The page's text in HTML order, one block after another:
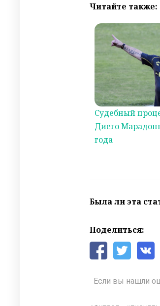
Читайте также:
Судебный
Диего
года
Была ли эта
Поделиться:
Если вы нашли